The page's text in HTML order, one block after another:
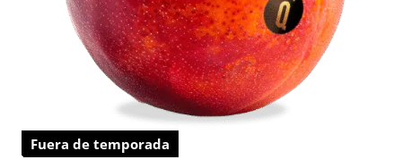
Fuera de temporada